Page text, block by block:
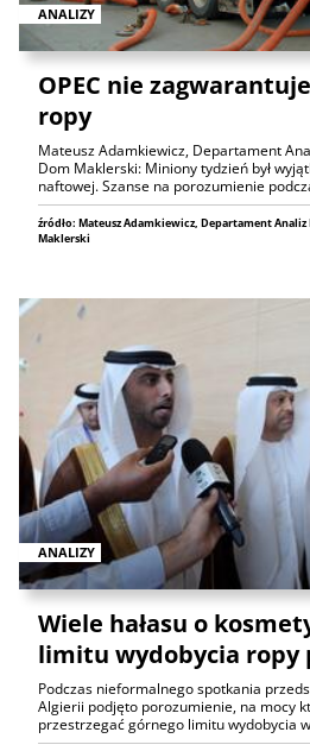
ANALIZY
OPEC nie
ropy
Mateusz Adamkiewicz, Departament
Dom Maklerski: Miniony tydzień był
naftowej. Szanse na porozumienie
źródło: Mateusz Adamkiewicz, Departament
Maklerski
ANALIZY
Wiele hałasu o
limitu wydobycia ropy
Podczas nieformalnego spotkania
Algierii podjęto porozumienie, na mocy
przestrzegać górnego limitu wydobycia